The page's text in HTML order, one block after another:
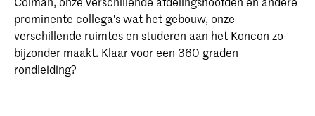
prominente collega's wat het gebouw, onze
verschillende ruimtes en studeren aan het Koncon zo
bijzonder maakt. Klaar voor een 360 graden
rondleiding?